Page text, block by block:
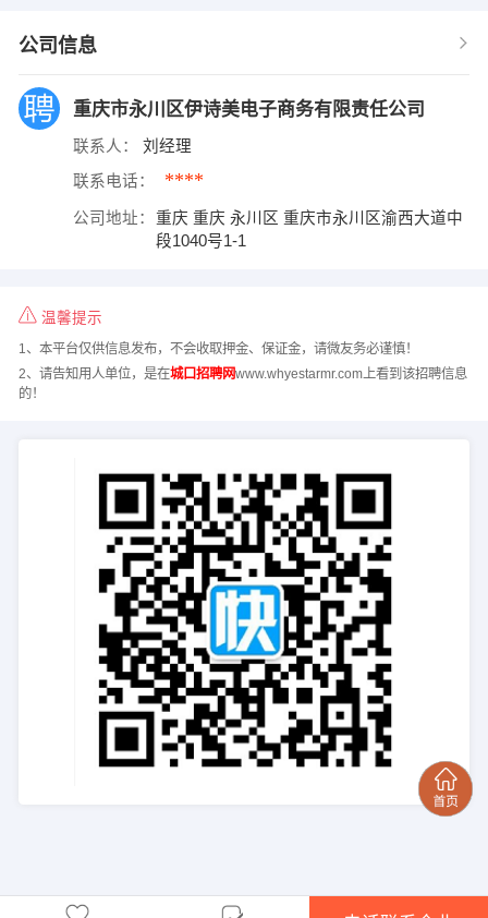
公司信息
重庆市永川区伊诗美电子商务有限责任公司
联系人： 刘经理
联系电话： ****
公司地址：
重庆 重庆 永川区 重庆市永川区渝西大道中
段1040号1-1
温馨提示
1、本平台仅供信息发布，不会收取押金、保证金，请微友务必谨慎！
2、请告知用人单位，是在城口招聘网www.whyestarmr.com上看到该招聘信息
的！